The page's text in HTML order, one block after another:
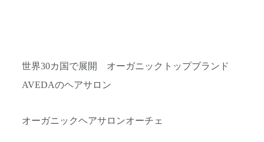
世界30カ国で展開 オーガニックトップブランド
AVEDAのヘアサロン
オーガニックヘアサロンオーチェ